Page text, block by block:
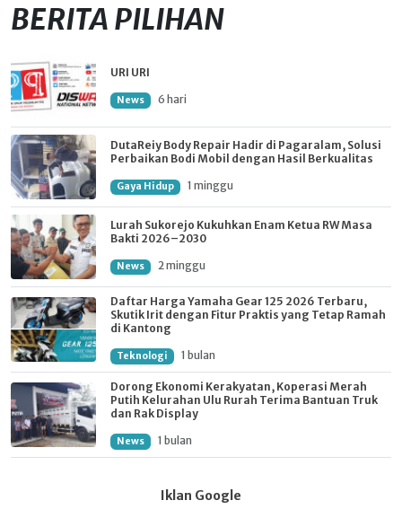
BERITA PILIHAN
URI URI
News 6 hari
DutaReiy Body Repair Hadir di Pagaralam, Solusi
Perbaikan Bodi Mobil dengan Hasil Berkualitas
Gaya Hidup 1 minggu
Lurah Sukorejo Kukuhkan Enam Ketua RW Masa
Bakti 2026–2030
News 2 minggu
Daftar Harga Yamaha Gear 125 2026 Terbaru,
Skutik Irit dengan Fitur Praktis yang Tetap Ramah
di Kantong
Teknologi 1 bulan
Dorong Ekonomi Kerakyatan, Koperasi Merah
Putih Kelurahan Ulu Rurah Terima Bantuan Truk
dan Rak Display
News 1 bulan
Iklan Google